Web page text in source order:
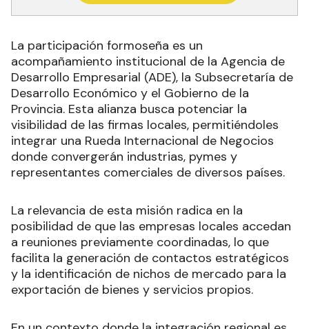
La participación formoseña es un
acompañamiento institucional de la Agencia de
Desarrollo Empresarial (ADE), la Subsecretaría de
Desarrollo Económico y el Gobierno de la
Provincia. Esta alianza busca potenciar la
visibilidad de las firmas locales, permitiéndoles
integrar una Rueda Internacional de Negocios
donde convergerán industrias, pymes y
representantes comerciales de diversos países.
La relevancia de esta misión radica en la
posibilidad de que las empresas locales accedan
a reuniones previamente coordinadas, lo que
facilita la generación de contactos estratégicos
y la identificación de nichos de mercado para la
exportación de bienes y servicios propios.